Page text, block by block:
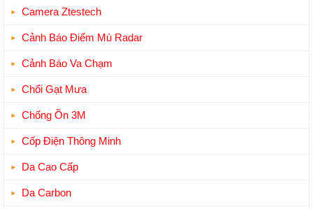
Camera Ztestech
Cảnh Báo Điểm Mù Radar
Cảnh Báo Va Chạm
Chổi Gạt Mưa
Chống Ồn 3M
Cốp Điện Thông Minh
Da Cao Cấp
Da Carbon